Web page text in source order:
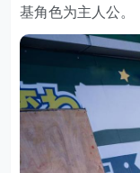
基角色为主人公。